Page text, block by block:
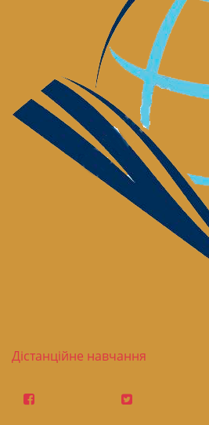
Дістанційне навчання